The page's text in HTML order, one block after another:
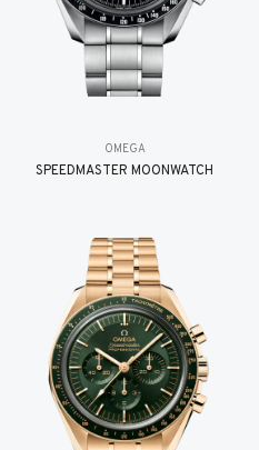
OMEGA
SPEEDMASTER MOONWATCH